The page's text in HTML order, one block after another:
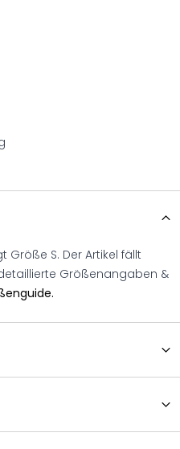
Größe S. Der Artikel fällt
Größenangaben &